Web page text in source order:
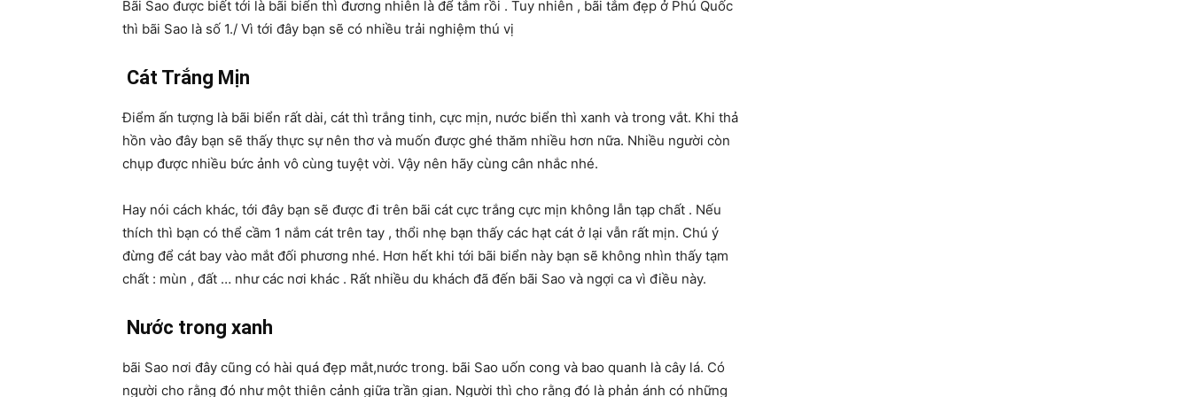
Bãi Sao được biết tới là bãi biển thì đương nhiên là để tắm rồi . Tuy nhiên , bãi tắm đẹp ở Phú Quốc
thì bãi Sao là số 1./ Vì tới đây bạn sẽ có nhiều trải nghiệm thú vị
Cát Trắng Mịn
Điểm ấn tượng là bãi biển rất dài, cát thì trắng tinh, cực mịn, nước biển thì xanh và trong vắt. Khi thả
hồn vào đây bạn sẽ thấy thực sự nên thơ và muốn được ghé thăm nhiều hơn nữa. Nhiều người còn
chụp được nhiều bức ảnh vô cùng tuyệt vời. Vậy nên hãy cùng cân nhắc nhé.
Hay nói cách khác, tới đây bạn sẽ được đi trên bãi cát cực trắng cực mịn không lẫn tạp chất . Nếu
thích thì bạn có thể cầm 1 nắm cát trên tay , thổi nhẹ bạn thấy các hạt cát ở lại vẫn rất mịn. Chú ý
đừng để cát bay vào mắt đối phương nhé. Hơn hết khi tới bãi biển này bạn sẽ không nhìn thấy tạm
chất : mùn , đất … như các nơi khác . Rất nhiều du khách đã đến bãi Sao và ngợi ca vì điều này.
Nước trong xanh
bãi Sao nơi đây cũng có hài quá đẹp mắt,nước trong. bãi Sao uốn cong và bao quanh là cây lá. Có
người cho rằng đó như một thiên cảnh giữa trần gian. Người thì cho rằng đó là phản ánh có những